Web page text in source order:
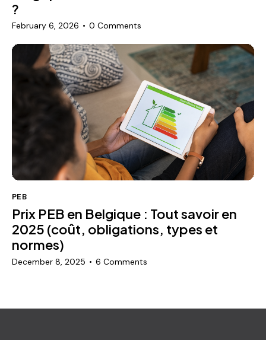
?
February 6, 2026 0 Comments
PEB
Prix PEB en Belgique : Tout savoir en
2025 (coût, obligations, types et
normes)
December 8, 2025 6 Comments